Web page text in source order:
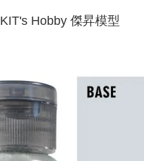
KIT's Hobby 傑昇模型